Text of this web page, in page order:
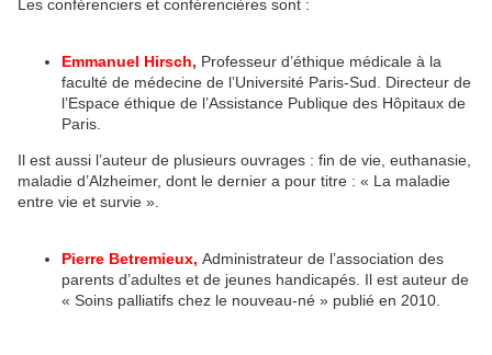
Les conférenciers et conférencières sont :
Emmanuel Hirsch, Professeur d’éthique médicale à la
faculté de médecine de l’Université Paris-Sud. Directeur de
l’Espace éthique de l’Assistance Publique des Hôpitaux de
Paris.
Il est aussi l’auteur de plusieurs ouvrages : fin de vie, euthanasie,
maladie d’Alzheimer, dont le dernier a pour titre : « La maladie
entre vie et survie ».
Pierre Betremieux, Administrateur de l’association des
parents d’adultes et de jeunes handicapés. Il est auteur de
« Soins palliatifs chez le nouveau-né » publié en 2010.